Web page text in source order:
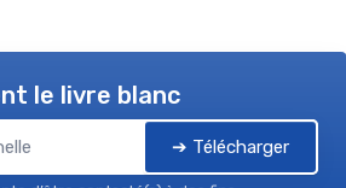
le livre blanc
➔ Télécharger